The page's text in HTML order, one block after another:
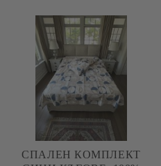
СПАЛЕН КОМПЛЕКТ